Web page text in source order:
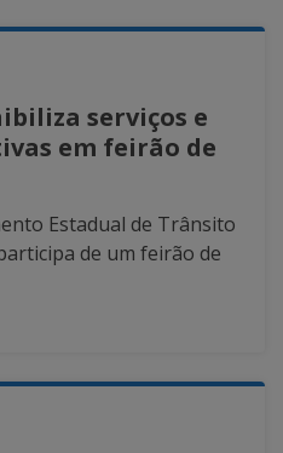
serviços e
em feirão de
Estadual de Trânsito
de um feirão de